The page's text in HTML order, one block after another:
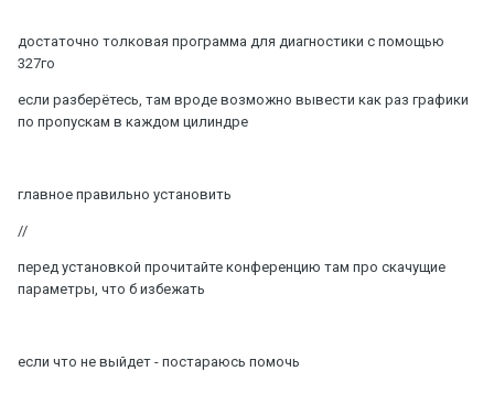
достаточно толковая программа для диагностики с помощью
327го
если разберётесь, там вроде возможно вывести как раз графики
по пропускам в каждом цилиндре
главное правильно установить
//
перед установкой прочитайте конференцию там про скачущие
параметры, что б избежать
если что не выйдет - постараюсь помочь